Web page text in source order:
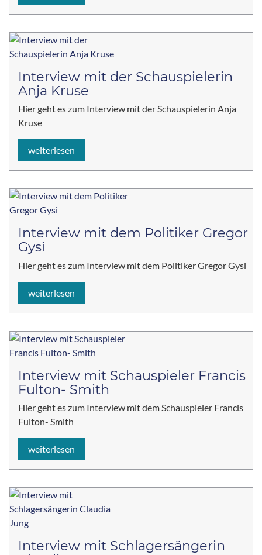
Interview mit der Schauspielerin
Anja Kruse
Hier geht es zum Interview mit der Schauspielerin Anja
Kruse
weiterlesen
Interview mit dem Politiker Gregor
Gysi
Hier geht es zum Interview mit dem Politiker Gregor Gysi
weiterlesen
Interview mit Schauspieler Francis
Fulton- Smith
Hier geht es zum Interview mit dem Schauspieler Francis
Fulton- Smith
weiterlesen
Interview mit Schlagersängerin